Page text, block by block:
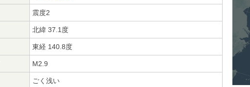
震度2
北緯 37.1度
東経 140.8度
M2.9
ごく浅い